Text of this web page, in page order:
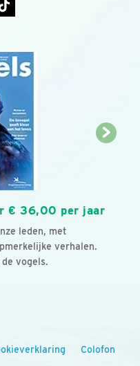
€ 36,00 per jaar
leden, met
verhalen.
vogels.
Colofon